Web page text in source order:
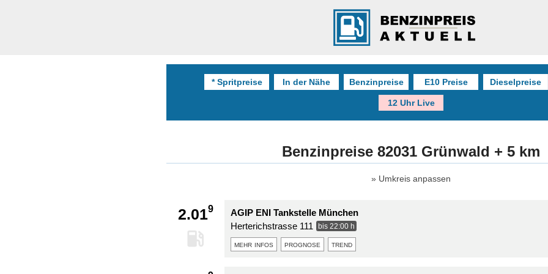
* Spritpreise In der Nähe Benzinpreise E10 Preise Dieselpreise
12 Uhr Live
Benzinpreise 82031 Grünwald + 5 km
Umkreis anpassen
2.019
AGIP ENI Tankstelle München
Herterichstrasse 111
bis 22:00 h
mehr infos prognose trend